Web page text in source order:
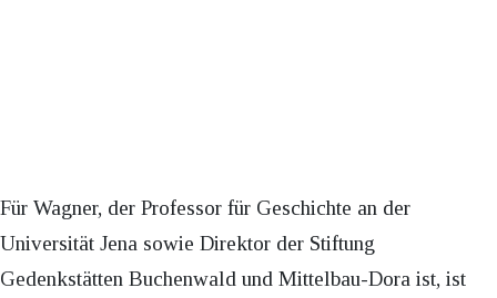
Für Wagner, der Professor für Geschichte an der
Universität Jena sowie Direktor der Stiftung
Gedenkstätten Buchenwald und Mittelbau-Dora ist, ist